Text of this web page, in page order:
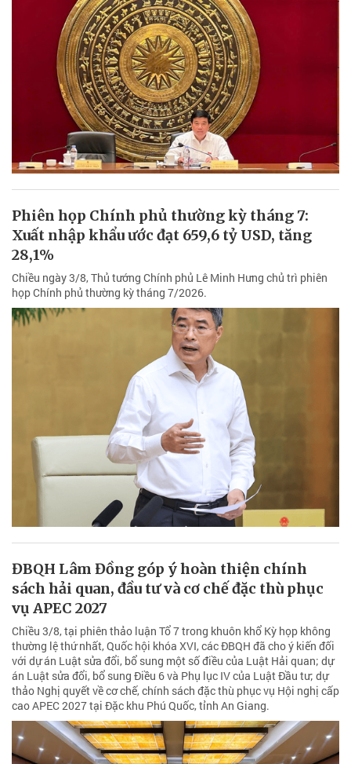
Phiên họp Chính phủ thường kỳ tháng 7:
Xuất nhập khẩu ước đạt 659,6 tỷ USD, tăng
28,1%
Chiều ngày 3/8, Thủ tướng Chính phủ Lê Minh Hưng chủ trì phiên
họp Chính phủ thường kỳ tháng 7/2026.
ĐBQH Lâm Đồng góp ý hoàn thiện chính
sách hải quan, đầu tư và cơ chế đặc thù phục
vụ APEC 2027
Chiều 3/8, tại phiên thảo luận Tổ 7 trong khuôn khổ Kỳ họp không
thường lệ thứ nhất, Quốc hội khóa XVI, các ĐBQH đã cho ý kiến đối
với dự án Luật sửa đổi, bổ sung một số điều của Luật Hải quan; dự
án Luật sửa đổi, bổ sung Điều 6 và Phụ lục IV của Luật Đầu tư; dự
thảo Nghị quyết về cơ chế, chính sách đặc thù phục vụ Hội nghị cấp
cao APEC 2027 tại Đặc khu Phú Quốc, tỉnh An Giang.